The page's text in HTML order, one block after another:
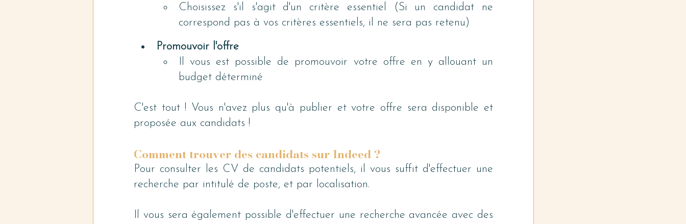
Choisissez s'il s'agit d'un critère essentiel (Si un candidat ne
correspond pas à vos critères essentiels, il ne sera pas retenu)
Promouvoir l'offre
Il vous est possible de promouvoir votre offre en y allouant un
budget déterminé
C'est tout ! Vous n'avez plus qu'à publier et votre offre sera disponible et
proposée aux candidats !
Comment trouver des candidats sur Indeed ?
Pour consulter les CV de candidats potentiels, il vous suffit d'effectuer une
recherche par intitulé de poste, et par localisation.
Il vous sera également possible d'effectuer une recherche avancée avec des